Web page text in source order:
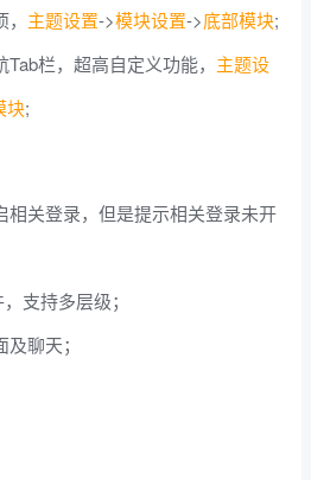
主题设置->模块设置->底部模块;
栏，超高自定义功能， 主题设
块;
相关登录，但是提示相关登录未开
支持多层级；
聊天；